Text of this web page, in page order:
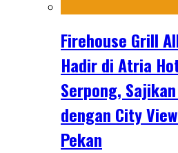
Firehouse Grill
Hadir di Atria
Serpong,
dengan City
Pekan